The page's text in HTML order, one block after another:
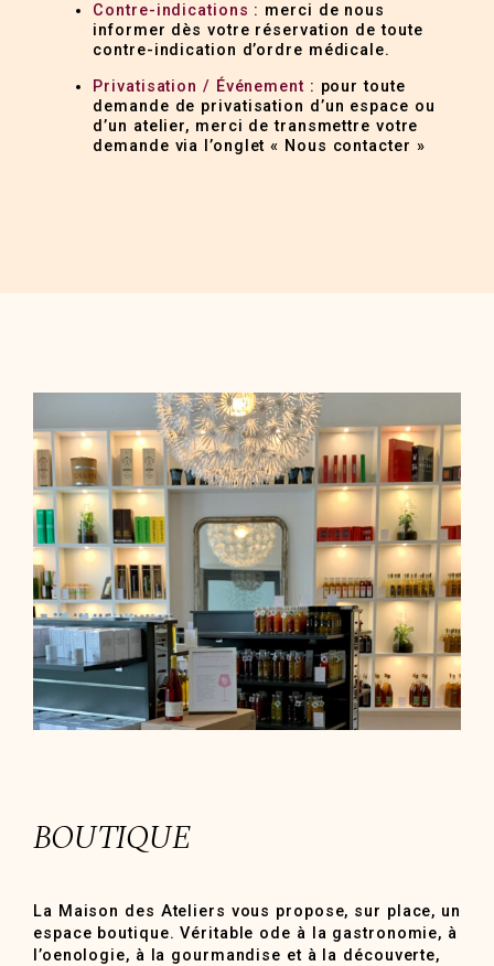
Contre-indications : merci de nous
informer dès votre réservation de toute
contre-indication d’ordre médicale.
Privatisation / Événement : pour toute
demande de privatisation d’un espace ou
d’un atelier, merci de transmettre votre
demande via l’onglet « Nous contacter »
BOUTIQUE
La Maison des Ateliers vous propose, sur place, un
espace boutique. Véritable ode à la gastronomie, à
l’oenologie, à la gourmandise et à la découverte,